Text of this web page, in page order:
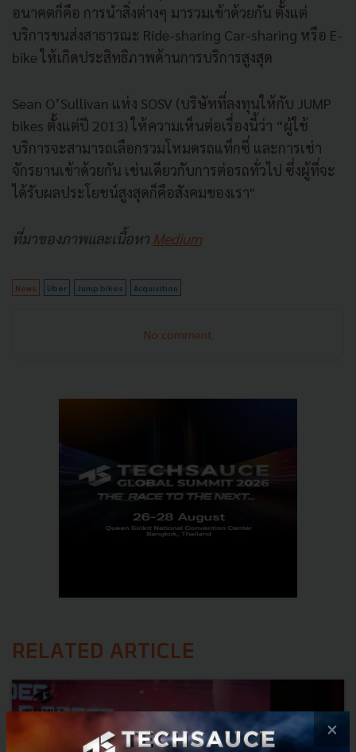
อนาคตก็คือ การนำสิ่งต่างๆ มารวมเข้าด้วยกัน ตั้งแต่
บริการขนส่งสาธารณะ Ride-sharing Car-sharing หรือ E-
bike ให้เกิดประสิทธิภาพด้านการบริการสูงสุด
Sean O’Sullivan แห่ง SOSV (บริษัทที่ลงทุนให้กับ JUMP
bikes ตั้งแต่ปี 2013) ให้ความเห็นต่อเรื่องนี้ว่า “ผู้ใช้
บริการจะสามารถเลือกรวมโหมดรถแท็กซี่ และการเช่า
จักรยานเข้าด้วยกัน เช่นเดียวกับการต่อรถทั่วไป ซึ่งผู้ที่จะ
ได้รับผลประโยชน์สูงสุดก็คือสังคมของเรา"
ที่มาของภาพและเนื้อหา Medium
News Uber Jump bikes Acquisition
No comment
RELATED ARTICLE
×